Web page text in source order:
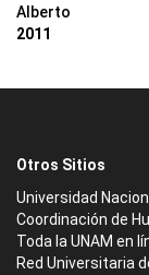
Alberto
2011
Otros Sitios
Universidad
Coordinación de
Toda la UNAM en
Red Universitaria